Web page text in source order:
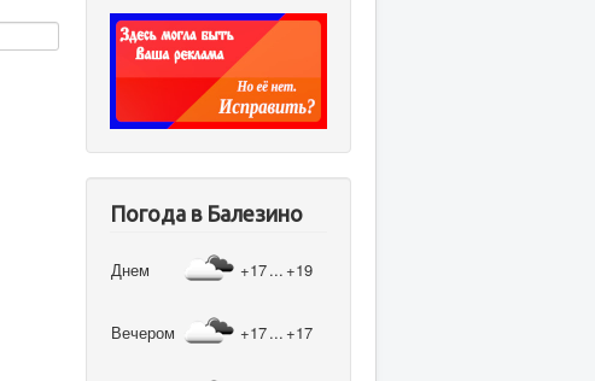
Погода в Балезино
Днем +17... +19
Вечером +17... +17